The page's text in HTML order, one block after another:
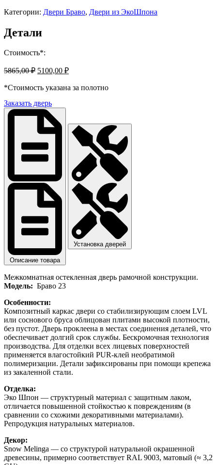
Категории: Двери Браво, Двери из ЭкоШпона
Детали
Стоимость*:
5865,00₽ Первоначальная
составляла
5100,00 ₽Текущая
5100,00 ₽.
*Стоимость указана за полотно
Заказать дверь
Описание товара
Установка дверей
Межкомнатная остекленная дверь рамочной конструкции.
Модель: Браво 23
Особенности:
Композитный каркас двери со стабилизирующим слоем LVL
или соснового бруса облицован плитами высокой плотности,
без пустот. Дверь проклеена в местах соединения деталей, что
обеспечивает долгий срок службы. Бескромочная технология
производства. Для отделки всех лицевых поверхностей
применяется влагостойкий PUR-клей необратимой
полимеризации. Детали зафиксированы при помощи крепежа
из закаленной стали.
Отделка:
Эко Шпон — структурный материал с защитным лаком,
отличается повышенной стойкостью к повреждениям (в
сравнении со схожими декоративными материалами).
Репродукция натуральных материалов.
Декор:
Snow Melinga — со структурой натуральной окрашенной
древесины, примерно соответствует RAL 9003, матовый (≈ 3,2